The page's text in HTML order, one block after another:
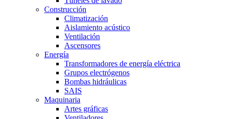
Construcción
Climatización
Aislamiento acústico
Ventilación
Ascensores
Energía
Transformadores de energía eléctrica
Grupos electrógenos
Bombas hidráulicas
SAIS
Maquinaria
Artes gráficas